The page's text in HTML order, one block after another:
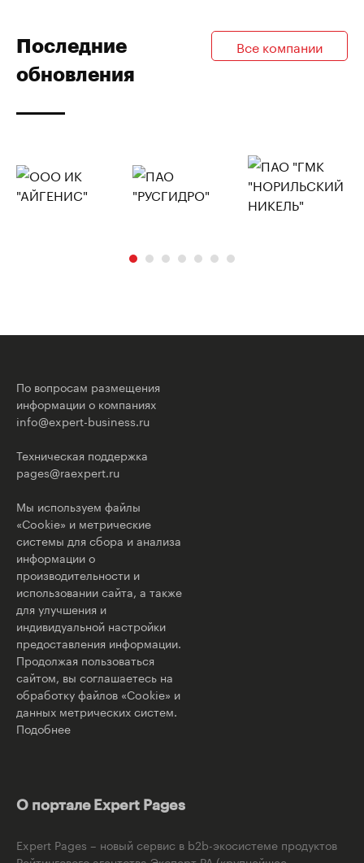
Последние
обновления
Все компании
По вопросам размещения
информации о компаниях
info@expert-business.ru
Техническая поддержка
pages@raexpert.ru
Мы используем файлы
«Cookie» и метрические
системы для сбора и анализа
информации о
производительности и
использовании сайта, а также
для улучшения и
индивидуальной настройки
предоставления информации.
Продолжая пользоваться
сайтом, вы соглашаетесь на
обработку файлов «Cookie» и
данных метрических систем.
Подобнее
О портале Expert Pages
Expert Pages – новый сервис в b2b-экосистеме продуктов